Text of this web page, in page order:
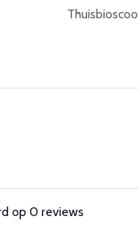
op 0 reviews